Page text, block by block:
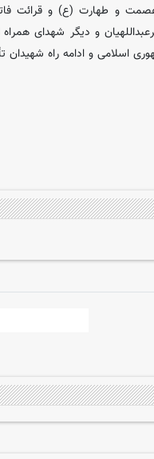
و طهارت (ع) و قرائت
و دیگر شهدای
اسلامی و ادامه راه شهیدان